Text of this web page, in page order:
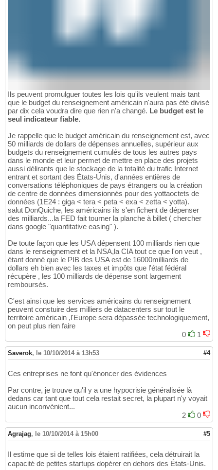
Ils peuvent promulguer toutes les lois qu'ils veulent mais tant
que le budget du renseignement américain n'aura pas été divisé
par dix cela voudra dire que rien n'a changé. Le budget est le
seul indicateur fiable.
Je rappelle que le budget américain du renseignement est, avec
50 milliards de dollars de dépenses annuelles, supérieur aux
budgets du renseignement cumulés de tous les autres pays
dans le monde et leur permet de mettre en place des projets
aussi délirants que le stockage de la totalité du trafic Internet
entrant et sortant des États-Unis, d'années entières de
conversations téléphoniques de pays étrangers ou la création
de centre de données dimensionnés pour des yottaoctets de
données (1E24 : giga < tera < peta < exa < zetta < yotta).
salut DonQuiche, les américains ils s'en fichent de dépenser
des milliards...la FED fait tourner la planche à billet ( chercher
dans google "quantitative easing" ).
De toute façon que les USA dépensent 100 milliards rien que
dans le renseignement et la NSA,la CIA tout ce que l'on veut ,
étant donné que le PIB des USA est de 16000milliards de
dollars eh bien avec les taxes et impôts que l'état fédéral
récupère , les 100 milliards de dépense sont largement
remboursés.
C'est ainsi que les services américains du renseignement
peuvent constuire des milliers de datacenters sur tout le
territoire américain ,l'Europe sera dépassée technologiquement,
on peut plus rien faire
0
1
Saverok, le 10/10/2014 à 13h53 #4
Ces entreprises ne font qu'énoncer des évidences
Par contre, je trouve qu'il y a une hypocrisie généralisée là
dedans car tant que tout cela restait secret, la plupart n'y voyait
aucun inconvénient...
2
0
Agrajag, le 10/10/2014 à 15h00 #5
Il estime que si de telles lois étaient ratifiées, cela détruirait la
capacité de petites startups dopérer en dehors des États-Unis.